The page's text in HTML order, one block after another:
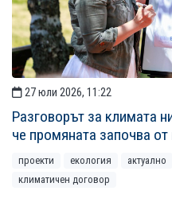
27 юли 2026, 11:22
Разговорът за климата
че промяната започва
проекти екология актуално
климатичен договор